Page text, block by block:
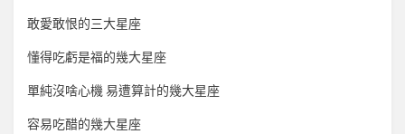
敢愛敢恨的三大星座
懂得吃虧是福的幾大星座
單純沒啥心機 易遭算計的幾大星座
容易吃醋的幾大星座